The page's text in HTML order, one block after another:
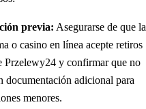
previa: Asegurarse de que la
o casino en línea acepte retiros
Przelewy24 y confirmar que no
documentación adicional para
menores.